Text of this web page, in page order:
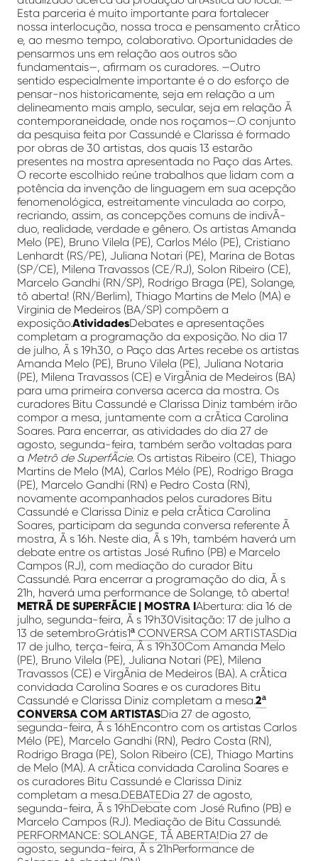
Esta parceria é muito importante para fortalecer
nossa interlocução, nossa troca e pensamento crÃ­tico
e, ao mesmo tempo, colaborativo. Oportunidades de
pensarmos uns em relação aos outros são
fundamentais—, afirmam os curadores. —Outro
sentido especialmente importante é o do esforço de
pensar-nos historicamente, seja em relação a um
delineamento mais amplo, secular, seja em relação Ã
contemporaneidade, onde nos roçamos—.O conjunto
da pesquisa feita por Cassundé e Clarissa é formado
por obras de 30 artistas, dos quais 13 estarão
presentes na mostra apresentada no Paço das Artes.
O recorte escolhido reúne trabalhos que lidam com a
potência da invenção de linguagem em sua acepção
fenomenológica, estreitamente vinculada ao corpo,
recriando, assim, as concepções comuns de indivÃ­
duo, realidade, verdade e gênero. Os artistas Amanda
Melo (PE), Bruno Vilela (PE), Carlos Mélo (PE), Cristiano
Lenhardt (RS/PE), Juliana Notari (PE), Marina de Botas
(SP/CE), Milena Travassos (CE/RJ), Solon Ribeiro (CE),
Marcelo Gandhi (RN/SP), Rodrigo Braga (PE), Solange,
tô aberta! (RN/Berlim), Thiago Martins de Melo (MA) e
Virginia de Medeiros (BA/SP) compõem a
exposição.AtividadesDebates e apresentações
completam a programação da exposição. No dia 17
de julho, Ã s 19h30, o Paço das Artes recebe os artistas
Amanda Melo (PE), Bruno Vilela (PE), Juliana Notaria
(PE), Milena Travassos (CE) e VirgÃ­nia de Medeiros (BA)
para uma primeira conversa acerca da mostra. Os
curadores Bitu Cassundé e Clarissa Diniz também irão
compor a mesa, juntamente com a crÃ­tica Carolina
Soares. Para encerrar, as atividades do dia 27 de
agosto, segunda-feira, também serão voltadas para
a Metrô de SuperfÃ­cie. Os artistas Ribeiro (CE), Thiago
Martins de Melo (MA), Carlos Mélo (PE), Rodrigo Braga
(PE), Marcelo Gandhi (RN) e Pedro Costa (RN),
novamente acompanhados pelos curadores Bitu
Cassundé e Clarissa Diniz e pela crÃ­tica Carolina
Soares, participam da segunda conversa referente Ã
mostra, Ã s 16h. Neste dia, Ã s 19h, também haverá um
debate entre os artistas José Rufino (PB) e Marcelo
Campos (RJ), com mediação do curador Bitu
Cassundé. Para encerrar a programação do dia, Ã s
21h, haverá uma performance de Solange, tô aberta!
METRÃ DE SUPERFÃCIE | MOSTRA IAbertura: dia 16 de
julho, segunda-feira, Ã s 19h30Visitação: 17 de julho a
13 de setembroGrátis1ª CONVERSA COM ARTISTASDia
17 de julho, terça-feira, Ã s 19h30Com Amanda Melo
(PE), Bruno Vilela (PE), Juliana Notari (PE), Milena
Travassos (CE) e VirgÃ­nia de Medeiros (BA). A crÃ­tica
convidada Carolina Soares e os curadores Bitu
Cassundé e Clarissa Diniz completam a mesa.2ª
CONVERSA COM ARTISTASDia 27 de agosto,
segunda-feira, Ã s 16hEncontro com os artistas Carlos
Mélo (PE), Marcelo Gandhi (RN), Pedro Costa (RN),
Rodrigo Braga (PE), Solon Ribeiro (CE), Thiago Martins
de Melo (MA). A crÃ­tica convidada Carolina Soares e
os curadores Bitu Cassundé e Clarissa Diniz
completam a mesa.DEBATEDia 27 de agosto,
segunda-feira, Ã s 19hDebate com José Rufino (PB) e
Marcelo Campos (RJ). Mediação de Bitu Cassundé.
PERFORMANCE: SOLANGE, TÃ ABERTA!Dia 27 de
agosto, segunda-feira, Ã s 21hPerformance de